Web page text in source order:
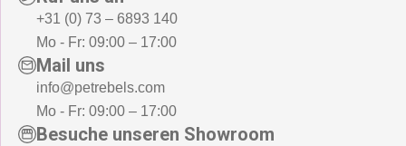
+31 (0) 73 – 6893 140
Mo - Fr: 09:00 – 17:00
Mail uns
info@petrebels.com
Mo - Fr: 09:00 – 17:00
Besuche unseren Showroom